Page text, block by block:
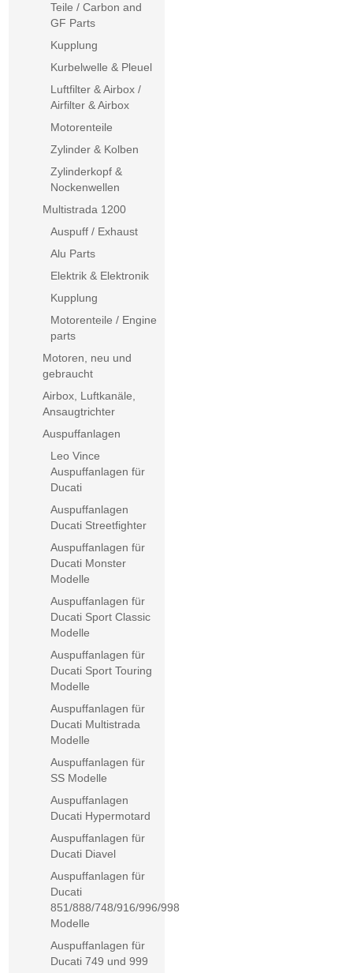
Teile / Carbon and
GF Parts
Kupplung
Kurbelwelle & Pleuel
Luftfilter & Airbox /
Airfilter & Airbox
Motorenteile
Zylinder & Kolben
Zylinderkopf &
Nockenwellen
Multistrada 1200
Auspuff / Exhaust
Alu Parts
Elektrik & Elektronik
Kupplung
Motorenteile / Engine
parts
Motoren, neu und
gebraucht
Airbox, Luftkanäle,
Ansaugtrichter
Auspuffanlagen
Leo Vince
Auspuffanlagen für
Ducati
Auspuffanlagen
Ducati Streetfighter
Auspuffanlagen für
Ducati Monster
Modelle
Auspuffanlagen für
Ducati Sport Classic
Modelle
Auspuffanlagen für
Ducati Sport Touring
Modelle
Auspuffanlagen für
Ducati Multistrada
Modelle
Auspuffanlagen für
SS Modelle
Auspuffanlagen
Ducati Hypermotard
Auspuffanlagen für
Ducati Diavel
Auspuffanlagen für
Ducati
851/888/748/916/996/998
Modelle
Auspuffanlagen für
Ducati 749 und 999